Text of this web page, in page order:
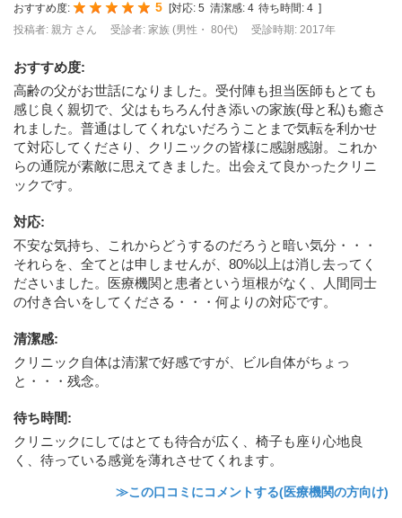
おすすめ度: 5 [対応: 5 清潔感: 4 待ち時間: 4 ]
投稿者: 親方 さん
受診者: 家族 (男性・ 80代) 受診時期: 2017年
おすすめ度:
高齢の父がお世話になりました。受付陣も担当医師もとても
感じ良く親切で、父はもちろん付き添いの家族(母と私)も癒さ
れました。普通はしてくれないだろうことまで気転を利かせ
て対応してくださり、クリニックの皆様に感謝感謝。これか
らの通院が素敵に思えてきました。出会えて良かったクリニ
ックです。
対応:
不安な気持ち、これからどうするのだろうと暗い気分・・・
それらを、全てとは申しませんが、80%以上は消し去ってく
ださいました。医療機関と患者という垣根がなく、人間同士
の付き合いをしてくださる・・・何よりの対応です。
清潔感:
クリニック自体は清潔で好感ですが、ビル自体がちょっ
と・・・残念。
待ち時間:
クリニックにしてはとても待合が広く、椅子も座り心地良
く、待っている感覚を薄れさせてくれます。
≫この口コミにコメントする(医療機関の方向け)